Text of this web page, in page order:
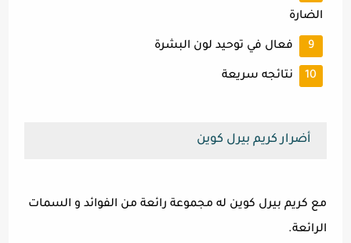
الضارة
فعال في توحيد لون البشرة
نتائجه سريعة
أضرار كريم بيرل كوين
مع كريم بيرل كوين له مجموعة رائعة من الفوائد و السمات
الرائعة.